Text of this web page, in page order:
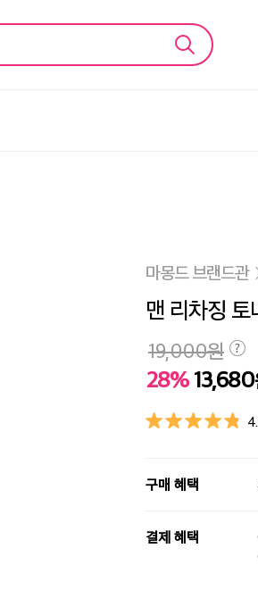
마몽드 브랜드관
맨 리차징
28% 13,680
19,000원
구매 혜택
결제 혜택